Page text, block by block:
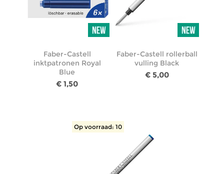
Faber-Castell
inktpatronen Royal
Blue
€ 1,50
Faber-Castell rollerball
vulling Black
€ 5,00
Op voorraad: 10